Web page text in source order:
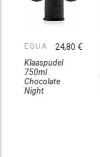
EQUA
Klaaspudel
750ml
Chocolate
Night
24,80 €